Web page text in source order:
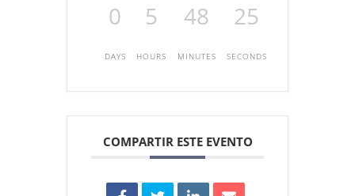
0
DAYS
5
HOURS
48
MINUTES
25
SECONDS
COMPARTIR ESTE EVENTO